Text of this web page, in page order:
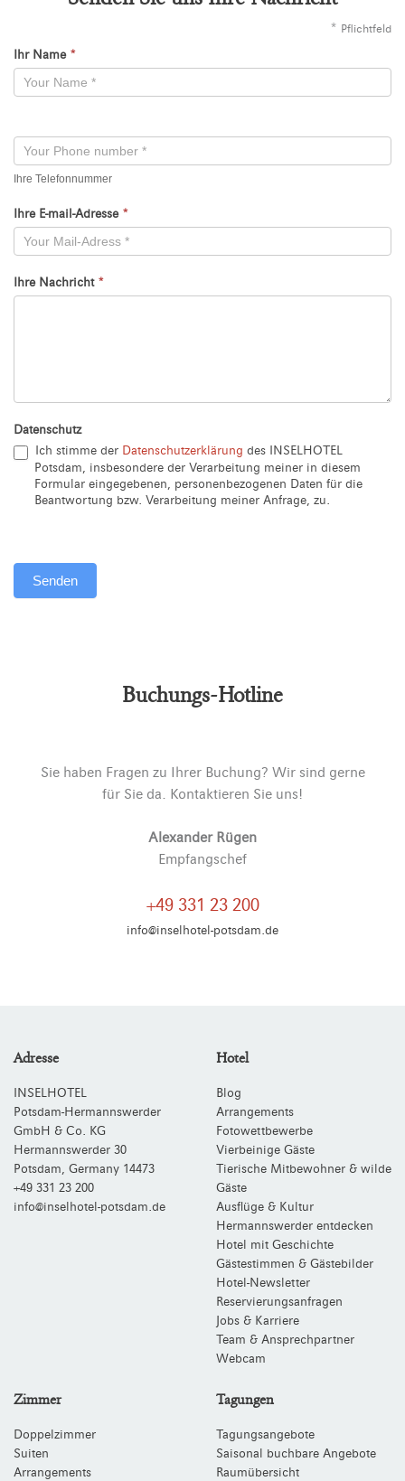
* Pflichtfeld
Kontaktformular
-
Ihr Name *
Ihre Telefonnummer
Ihre E-mail-Adresse *
Ihre Nachricht *
Datenschutz
Ich stimme der Datenschutzerklärung des INSELHOTEL
Potsdam, insbesondere der Verarbeitung meiner in diesem
Formular eingegebenen, personenbezogenen Daten für die
Beantwortung bzw. Verarbeitung meiner Anfrage, zu.
Senden
Buchungs-Hotline
Sie haben Fragen zu Ihrer Buchung? Wir sind gerne
für Sie da. Kontaktieren Sie uns!
Alexander Rügen
Empfangschef
+49 331 23 200
info@inselhotel-potsdam.de
Adresse
INSELHOTEL
Potsdam-Hermannswerder
GmbH & Co. KG
Hermannswerder 30
Potsdam, Germany 14473
+49 331 23 200
info@inselhotel-potsdam.de
Hotel
Blog
Arrangements
Fotowettbewerbe
Vierbeinige Gäste
Tierische Mitbewohner & wilde
Gäste
Ausflüge & Kultur
Hermannswerder entdecken
Hotel mit Geschichte
Gästestimmen & Gästebilder
Hotel-Newsletter
Reservierungsanfragen
Jobs & Karriere
Team & Ansprechpartner
Webcam
Zimmer
Doppelzimmer
Suiten
Arrangements
Tagungen
Tagungsangebote
Saisonal buchbare Angebote
Raumübersicht